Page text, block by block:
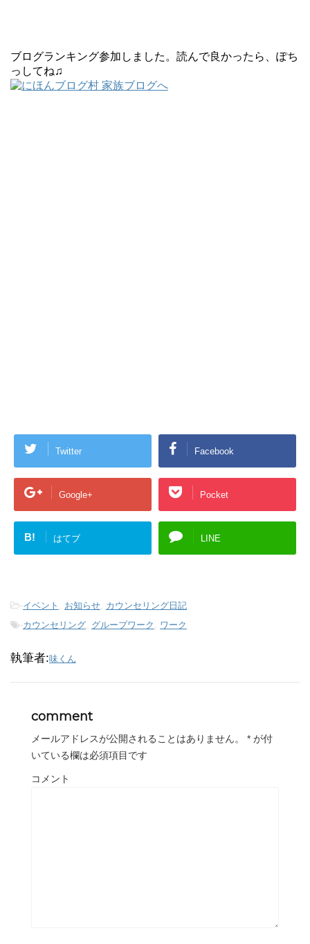
ブログランキング参加しました。読んで良かったら、ぽち
っしてね♫
Twitter Facebook
Google+ Pocket
B! はてブ LINE
-イベント , お知らせ, カウンセリング日記
-カウンセリング, グループワーク , ワーク
執筆者:味くん
comment
メールアドレスが公開されることはありません。 * が付
いている欄は必須項目です
コメント